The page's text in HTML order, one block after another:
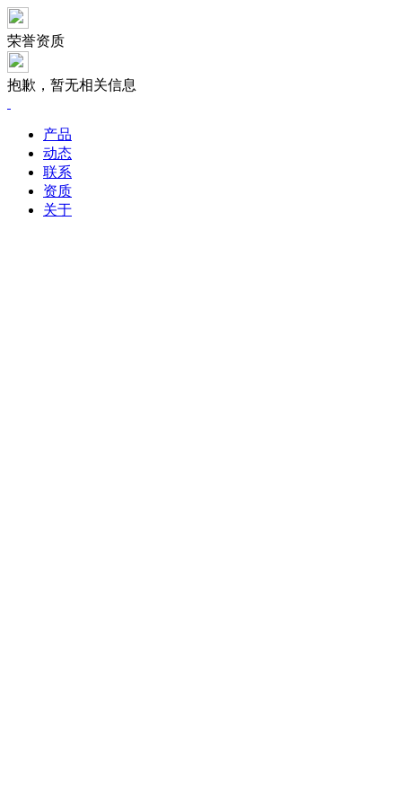
荣誉资质
抱歉，暂无相关信息
产品
动态
联系
资质
关于